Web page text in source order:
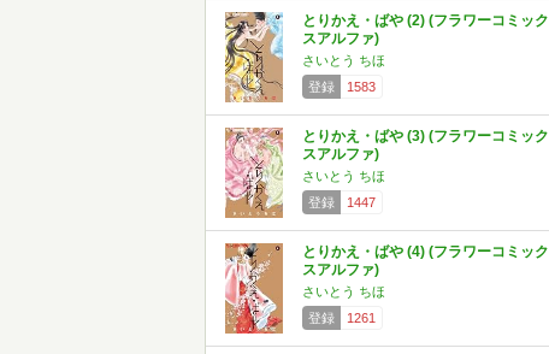
とりかえ・ばや (2) (フラワーコミック
スアルファ)
さいとう ちほ
登録
1583
とりかえ・ばや (3) (フラワーコミック
スアルファ)
さいとう ちほ
登録
1447
とりかえ・ばや (4) (フラワーコミック
スアルファ)
さいとう ちほ
登録
1261